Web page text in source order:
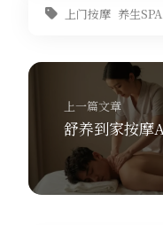
上门按摩 养生SPA
上一篇文章